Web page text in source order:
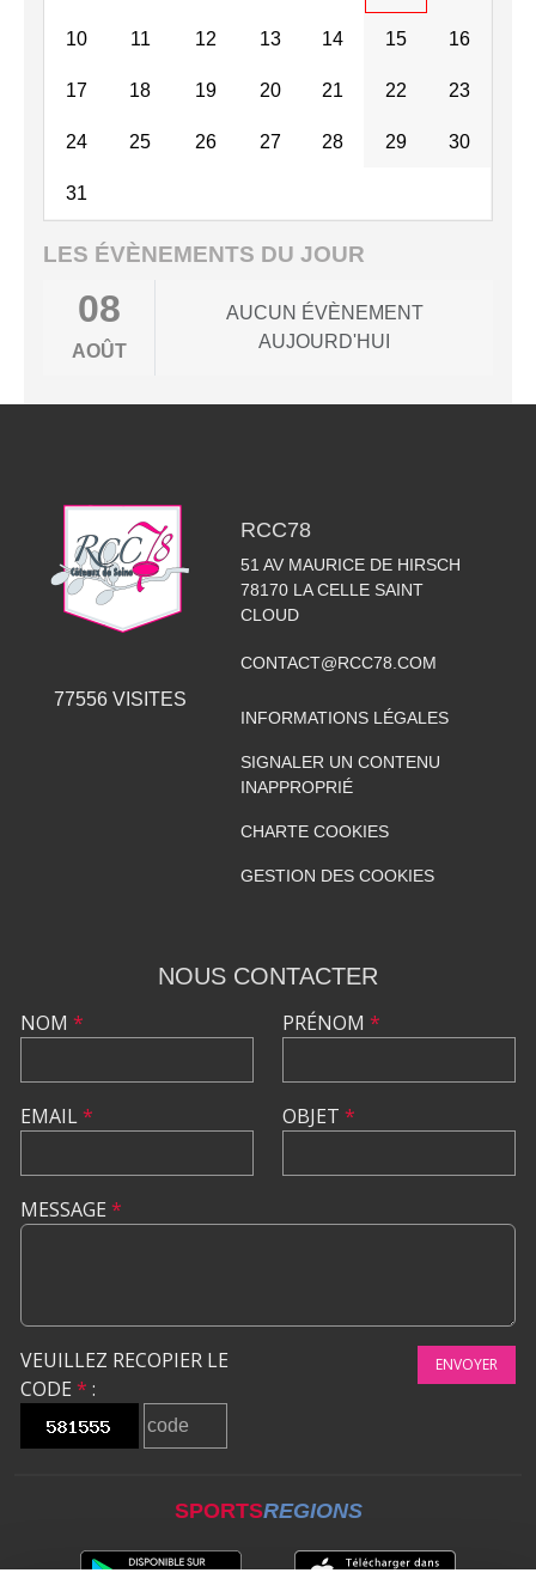
10 11 12 13 14 15 16
17 18 19 20 21 22 23
24 25 26 27 28 29 30
31
LES ÉVÈNEMENTS DU JOUR
08
AOÛT
AUCUN ÉVÈNEMENT
AUJOURD'HUI
77556VISITES
RCC78
51 AV MAURICE DE HIRSCH
78170 LA CELLE SAINT
CLOUD
CONTACT@RCC78.COM
INFORMATIONS LÉGALES
SIGNALER UN CONTENU
INAPPROPRIÉ
CHARTE COOKIES
GESTION DES COOKIES
NOUS CONTACTER
NOM *
EMAIL*
PRÉNOM *
OBJET *
MESSAGE *
VEUILLEZ RECOPIER LE
CODE * :
ENVOYER
SPORTSREGIONS